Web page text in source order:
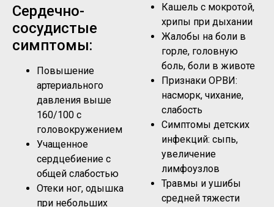
Сердечно-
сосудистые
симптомы:
Повышение
артериального
давления выше
160/100 с
головокружением
Учащенное
сердцебиение с
общей слабостью
Отеки ног, одышка
при небольших
Кашель с мокротой,
хрипы при дыхании
Жалобы на боли в
горле, головную
боль, боли в животе
Признаки ОРВИ:
насморк, чихание,
слабость
Симптомы детских
инфекций: сыпь,
увеличение
лимфоузлов
Травмы и ушибы
средней тяжести